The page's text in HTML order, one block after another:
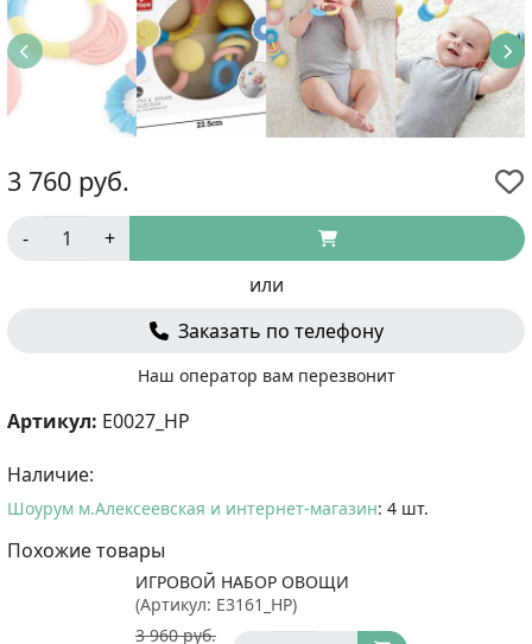
3 760 руб.
-
+
или
Заказать по телефону
Наш оператор вам перезвонит
Артикул: E0027_HP
Наличие:
Шоурум м.Алексеевская и интернет-магазин: 4 шт.
Похожие товары
ИГРОВОЙ НАБОР ОВОЩИ
(Артикул: E3161_HP)
3 960руб.